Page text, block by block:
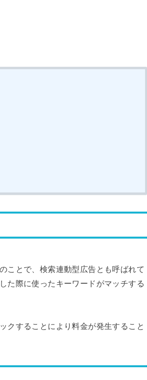
ことで、検索連動型広告とも呼ばれて
た際に使ったキーワードがマッチする
クすることにより料金が発生すること